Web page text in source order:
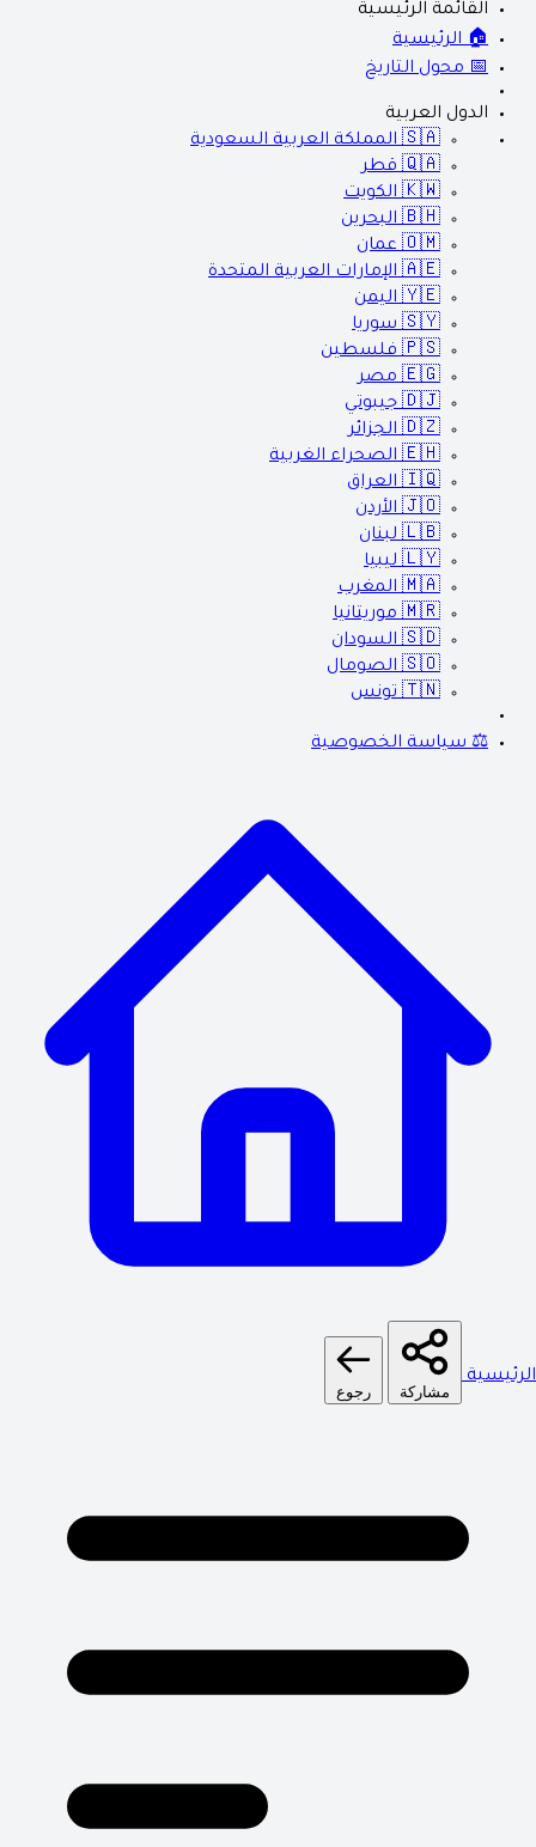
القائمة الرئيسية
🏠 الرئيسية
📅 محول التاريخ
الدول العربية
🇸🇦 المملكة العربية السعودية
🇶🇦 قطر
🇰🇼 الكويت
🇧🇭 البحرين
🇴🇲 عمان
🇦🇪 الإمارات العربية المتحدة
🇾🇪 اليمن
🇸🇾 سوريا
🇵🇸 فلسطين
🇪🇬 مصر
🇩🇯 جيبوتي
🇩🇿 الجزائر
🇪🇭 الصحراء الغربية
🇮🇶 العراق
🇯🇴 الأردن
🇱🇧 لبنان
🇱🇾 ليبيا
🇲🇦 المغرب
🇲🇷 موريتانيا
🇸🇩 السودان
🇸🇴 الصومال
🇹🇳 تونس
⚖️ سياسة الخصوصية
الرئيسية
مشاركة رجوع